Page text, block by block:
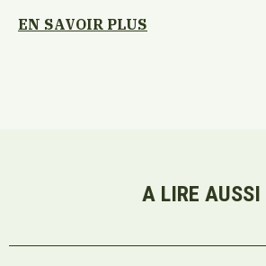
EN SAVOIR PLUS
A LIRE AUSSI